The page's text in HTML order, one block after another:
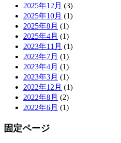
2025年12月 (3)
2025年10月 (1)
2025年8月 (1)
2025年4月 (1)
2023年11月 (1)
2023年7月 (1)
2023年4月 (1)
2023年3月 (1)
2022年12月 (1)
2022年8月 (2)
2022年6月 (1)
固定ページ